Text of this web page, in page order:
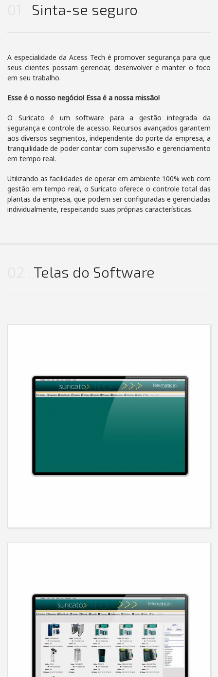
Sinta-se seguro
A especialidade da Acess Tech é promover segurança para que
seus clientes possam gerenciar, desenvolver e manter o foco
em seu trabalho.
Esse é o nosso negócio! Essa é a nossa missão!
O Suricato é um software para a gestão integrada da
segurança e controle de acesso. Recursos avançados garantem
aos diversos segmentos, independente do porte da empresa, a
tranquilidade de poder contar com supervisão e gerenciamento
em tempo real.
Utilizando as facilidades de operar em ambiente 100% web com
gestão em tempo real, o Suricato oferece o controle total das
plantas da empresa, que podem ser configuradas e gerenciadas
individualmente, respeitando suas próprias características.
Telas do Software